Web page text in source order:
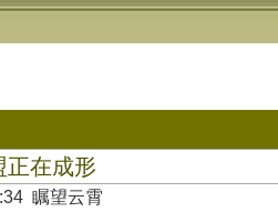
正在成形
瞩望云霄